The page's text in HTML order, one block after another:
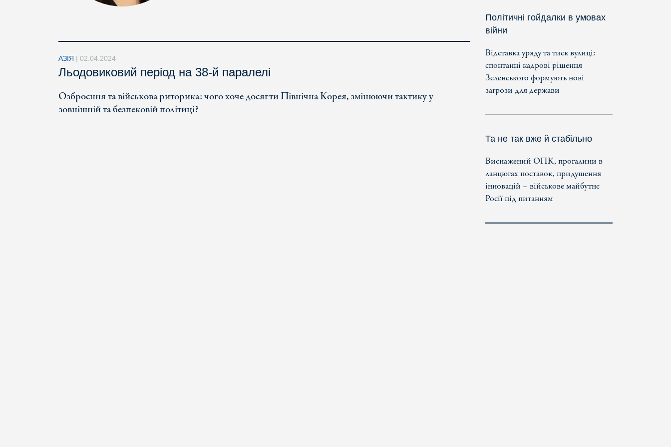
АЗІЯ | 02.04.2024
Льодовиковий період на 38-й паралелі
Озброєння та військова риторика: чого хоче досягти Північна Корея, змінюючи тактику у
зовнішній та безпековій політиці?
Політичні гойдалки в умовах
війни
Відставка уряду та тиск вулиці:
спонтанні кадрові рішення
Зеленського формують нові
загрози для держави
Та не так вже й стабільно
Виснажений ОПК, прогалини в
ланцюгах поставок, придушення
інновацій – військове майбутнє
Росії під питанням